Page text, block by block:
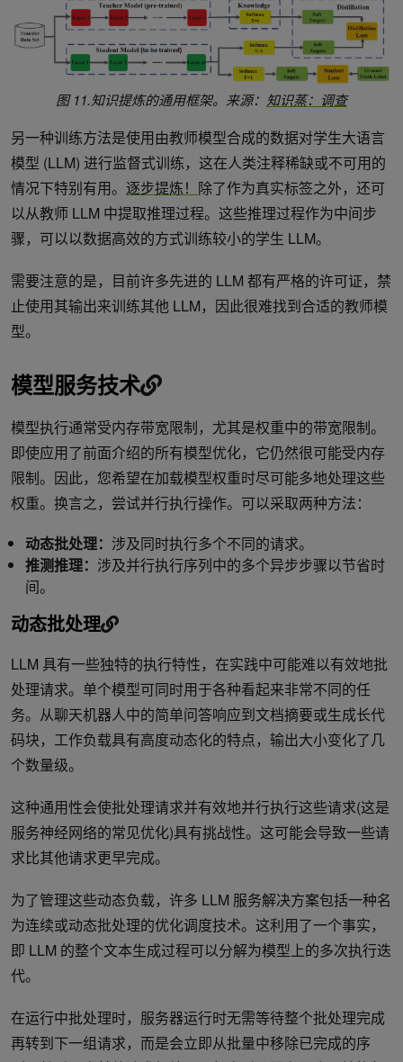
图 11.知识提炼的通用框架。来源： 知识蒸：调查
另一种训练方法是使用由教师模型合成的数据对学生大语言
模型 (LLM) 进行监督式训练，这在人类注释稀缺或不可用的
情况下特别有用。 逐步提炼！ 除了作为真实标签之外，还可
以从教师 LLM 中提取推理过程。这些推理过程作为中间步
骤，可以以数据高效的方式训练较小的学生 LLM。
需要注意的是，目前许多先进的 LLM 都有严格的许可证，禁
止使用其输出来训练其他 LLM，因此很难找到合适的教师模
型。
模型服务技术
模型执行通常受内存带宽限制，尤其是权重中的带宽限制。
即使应用了前面介绍的所有模型优化，它仍然很可能受内存
限制。因此，您希望在加载模型权重时尽可能多地处理这些
权重。换言之，尝试并行执行操作。可以采取两种方法：
动态批处理： 涉及同时执行多个不同的请求。
推测推理： 涉及并行执行序列中的多个异步步骤以节省时
间。
动态批处理
LLM 具有一些独特的执行特性，在实践中可能难以有效地批
处理请求。单个模型可同时用于各种看起来非常不同的任
务。从聊天机器人中的简单问答响应到文档摘要或生成长代
码块，工作负载具有高度动态化的特点，输出大小变化了几
个数量级。
这种通用性会使批处理请求并有效地并行执行这些请求(这是
服务神经网络的常见优化)具有挑战性。这可能会导致一些请
求比其他请求更早完成。
为了管理这些动态负载，许多 LLM 服务解决方案包括一种名
为连续或动态批处理的优化调度技术。这利用了一个事实，
即 LLM 的整个文本生成过程可以分解为模型上的多次执行迭
代。
在运行中批处理时，服务器运行时无需等待整个批处理完成
再转到下一组请求，而是会立即从批量中移除已完成的序